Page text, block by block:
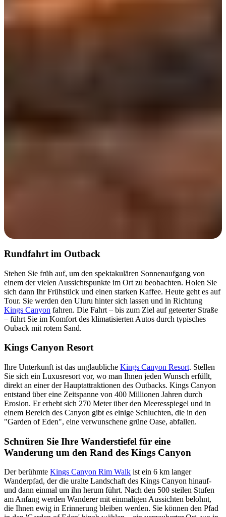
Rundfahrt im Outback
Stehen Sie früh auf, um den spektakulären Sonnenaufgang von
einem der vielen Aussichtspunkte im Ort zu beobachten. Holen Sie
sich dann Ihr Frühstück und einen starken Kaffee. Heute geht es auf
Tour. Sie werden den Uluru hinter sich lassen und in Richtung
Kings Canyon fahren. Die Fahrt – bis zum Ziel auf geteerter Straße
– führt Sie im Komfort des klimatisierten Autos durch typisches
Ouback mit rotem Sand.
Kings Canyon Resort
Ihre Unterkunft ist das unglaubliche Kings Canyon Resort. Stellen
Sie sich ein Luxusresort vor, wo man Ihnen jeden Wunsch erfüllt,
direkt an einer der Hauptattraktionen des Outbacks. Kings Canyon
entstand über eine Zeitspanne von 400 Millionen Jahren durch
Erosion. Er erhebt sich 270 Meter über den Meeresspiegel und in
einem Bereich des Canyon gibt es einige Schluchten, die in den
"Garden of Eden", eine verwunschene grüne Oase, abfallen.
Schnüren Sie Ihre Wanderstiefel für eine
Wanderung um den Rand des Kings Canyon
Der berühmte Kings Canyon Rim Walk ist ein 6 km langer
Wanderpfad, der die uralte Landschaft des Kings Canyon hinauf-
und dann einmal um ihn herum führt. Nach den 500 steilen Stufen
am Anfang werden Wanderer mit einmaligen Aussichten belohnt,
die Ihnen ewig in Erinnerung bleiben werden. Sie können den Pfad